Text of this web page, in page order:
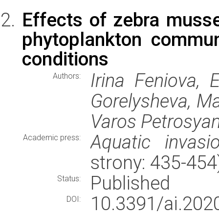
Effects of zebra
phytoplankton
conditions
Authors:
Irina Feniova,
Gorelysheva,
Varos
Academic press:
Aquatic
strony: 435-
Status: Published
DOI:
10.3391/